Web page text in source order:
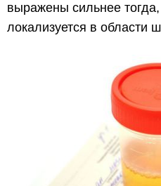
выражены сильнее тогда,
локализуется в области